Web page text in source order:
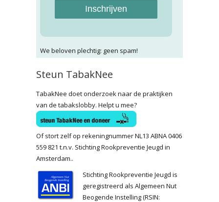
Inschrijven
We beloven plechtig: geen spam!
Steun TabakNee
TabakNee doet onderzoek naar de praktijken
van de tabakslobby. Helpt u mee?
Of stort zelf op rekeningnummer NL13 ABNA 0406
559 821 t.n.v. Stichting Rookpreventie Jeugd in
Amsterdam..
Stichting Rookpreventie Jeugd is
geregistreerd als Algemeen Nut
Beogende Instelling (RSIN: